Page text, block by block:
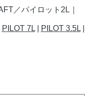
PILOT 7L| PILOT 3.5L|